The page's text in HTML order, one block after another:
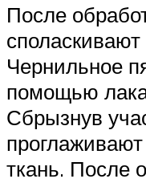
После
Чернильное
помощью
Сбрызнув
ткань. После